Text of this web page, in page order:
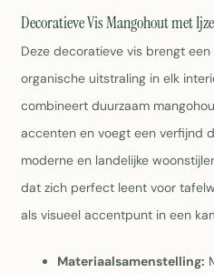
Decoratieve Vis Mangohout met
Deze decoratieve vis brengt
organische uitstraling in elk
combineert duurzaam
accenten en voegt een verfijnd
moderne en landelijke
dat zich perfect leent voor
als visueel accentpunt in een
Materiaalsamenstelling: